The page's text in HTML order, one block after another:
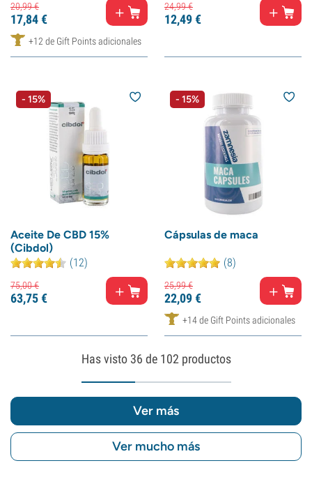
20,99€
17,84€
+12 de Gift Points adicionales
24,99€
12,49€
- 15%
Aceite De CBD 15%
(Cibdol)
(12)
75,00€
63,75€
- 15%
Cápsulas de maca
(8)
25,99€
22,09€
+14 de Gift Points adicionales
Has visto 36 de 102 productos
Ver más
Ver mucho más